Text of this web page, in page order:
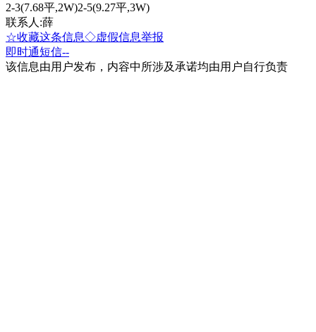
2-3(7.68平,2W)2-5(9.27平,3W)
联系人:薛
☆收藏这条信息◇虚假信息举报
即时通短信--
该信息由用户发布，内容中所涉及承诺均由用户自行负责